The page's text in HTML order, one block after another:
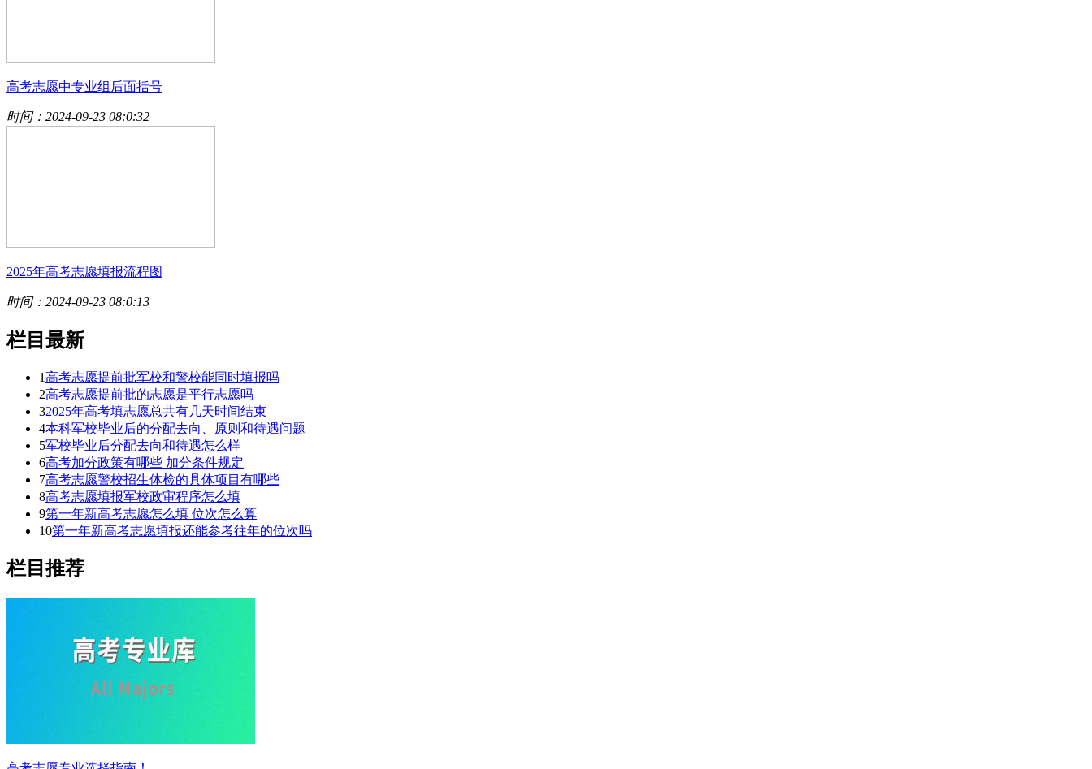
高考志愿中专业组后面括号
时间：2024-09-23 08:0:32
2025年高考志愿填报流程图
时间：2024-09-23 08:0:13
栏目最新
1高考志愿提前批军校和警校能同时填报吗
2高考志愿提前批的志愿是平行志愿吗
32025年高考填志愿总共有几天时间结束
4本科军校毕业后的分配去向、原则和待遇问题
5军校毕业后分配去向和待遇怎么样
6高考加分政策有哪些 加分条件规定
7高考志愿警校招生体检的具体项目有哪些
8高考志愿填报军校政审程序怎么填
9第一年新高考志愿怎么填 位次怎么算
10第一年新高考志愿填报还能参考往年的位次吗
栏目推荐